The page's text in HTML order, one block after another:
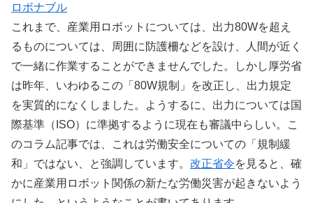
ロボナブル
これまで、産業用ロボットについては、出力80Wを超え
るものについては、周囲に防護柵などを設け、人間が近く
で一緒に作業することができませんでした。しかし厚労省
は昨年、いわゆるこの「80W規制」を改正し、出力規定
を実質的になくしました。ようするに、出力については国
際基準（ISO）に準拠するように現在も審議中らしい。こ
のコラム記事では、これは労働安全についての「規制緩
和」ではない、と強調しています。 改正省令を見ると、確
かに産業用ロボット関係の新たな労働災害が起きないよう